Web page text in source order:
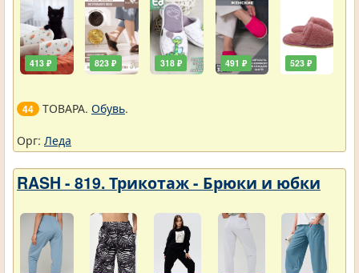
413 ₽ 823 ₽ 318 ₽ 491 ₽ 523 ₽
44 ТОВАРА. Обувь.
Орг: Леда
RASH - 819. Трикотаж - Брюки и юбки